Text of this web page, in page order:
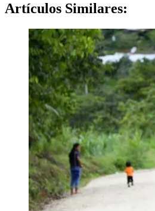
Artículos Similares: